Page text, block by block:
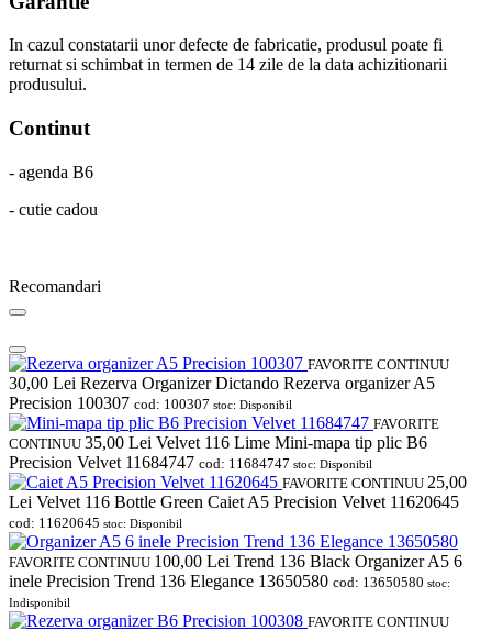
In cazul constatarii unor defecte de fabricatie, produsul poate fi
returnat si schimbat in termen de 14 zile de la data achizitionarii
produsului.
Continut
- agenda B6
- cutie cadou
Recomandari
FAVORITE CONTINUU
30,00 Lei Rezerva Organizer Dictando Rezerva organizer A5
Precision 100307 cod: 100307 stoc: Disponibil
FAVORITE
CONTINUU 35,00 Lei Velvet 116 Lime Mini-mapa tip plic B6
Precision Velvet 11684747 cod: 11684747 stoc: Disponibil
FAVORITE CONTINUU 25,00
Lei Velvet 116 Bottle Green Caiet A5 Precision Velvet 11620645
cod: 11620645 stoc: Disponibil
FAVORITE CONTINUU 100,00 Lei Trend 136 Black Organizer A5 6
inele Precision Trend 136 Elegance 13650580 cod: 13650580 stoc:
Indisponibil
FAVORITE CONTINUU